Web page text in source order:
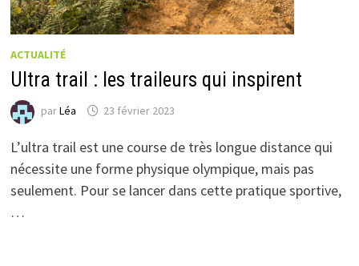
ACTUALITÉ
Ultra trail : les traileurs qui inspirent
parLéa 23 février 2023
L’ultra trail est une course de très longue distance qui
nécessite une forme physique olympique, mais pas
seulement. Pour se lancer dans cette pratique sportive,
…